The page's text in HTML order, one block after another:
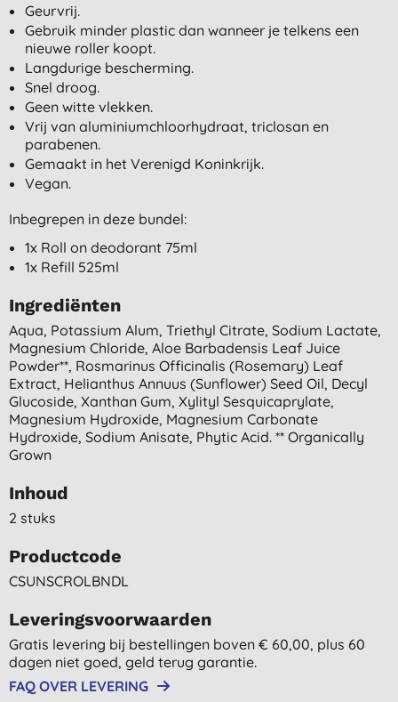
Geurvrij.
Gebruik minder plastic dan wanneer je telkens een
nieuwe roller koopt.
Langdurige bescherming.
Snel droog.
Geen witte vlekken.
Vrij van aluminiumchloorhydraat, triclosan en
parabenen.
Gemaakt in het Verenigd Koninkrijk.
Vegan.
Inbegrepen in deze bundel:
1x Roll on deodorant 75ml
1x Refill 525ml
Ingrediënten
Aqua, Potassium Alum, Triethyl Citrate, Sodium Lactate,
Magnesium Chloride, Aloe Barbadensis Leaf Juice
Powder**, Rosmarinus Officinalis (rosemary) Leaf
Extract, Helianthus Annuus (sunflower) Seed Oil, Decyl
Glucoside, Xanthan Gum, Xylityl Sesquicaprylate,
Magnesium Hydroxide, Magnesium Carbonate
Hydroxide, Sodium Anisate, Phytic Acid. ** Organically
Grown
Inhoud
2 stuks
Productcode
CSUNSCROLBNDL
Leveringsvoorwaarden
Gratis levering bij bestellingen boven € 60,00, plus 60
dagen niet goed, geld terug garantie.
FAQ OVER LEVERING